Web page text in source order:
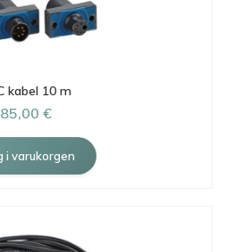
kabel 10 m
85,00 €